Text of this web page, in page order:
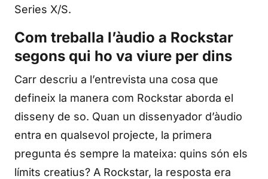
Series X/S.
Com treballa l’àudio a Rockstar
segons qui ho va viure per dins
Carr descriu a l’entrevista una cosa que
defineix la manera com Rockstar aborda el
disseny de so. Quan un dissenyador d’àudio
entra en qualsevol projecte, la primera
pregunta és sempre la mateixa: quins són els
límits creatius? A Rockstar, la resposta era